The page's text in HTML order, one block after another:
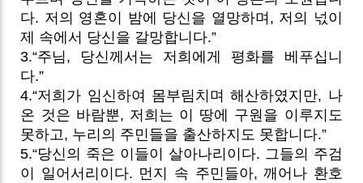
다. 저의 영혼이 밤에 당신을 열망하며, 저의 넋이
제 속에서 당신을 갈망합니다.”
3.“주님, 당신께서는 저희에게 평화를 베푸십니
다.”
4.“저희가 임신하여 몸부림치며 해산하였지만, 나
온 것은 바람뿐, 저희는 이 땅에 구원을 이루지도
못하고, 누리의 주민들을 출산하지도 못합니다.”
5.“당신의 죽은 이들이 살아나리이다. 그들의 주검
이 일어서리이다. 먼지 속 주민들아, 깨어나 환호